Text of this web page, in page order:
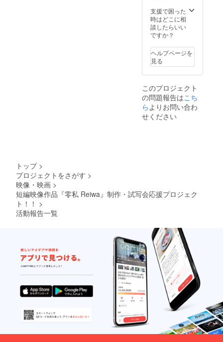
の“変
化”や“
成⻑”と
重ねて
た。 出
穂・水
野瑠
璃・お
おみち
とせ
他 製
作・監
メ）の
上映と
なった
ライブ
イベン
ト「夢
映つ」
も収
録。 ※
初回販
売時の
サウン
ラッ
ク・主
ては別
途ドリ
ンク代
等をい
場合が
ござい
ます。
※この動
届けが
他のリ
ターン
より遅
くなる
す。 ※
は支援
者様の
ご負担
になり
ます。
※日程は
12月の
土日な
どを検
討して
おりま
すが、
制作の
進行や
ンダー
ドコー
ス」の
方と一
載する
ことも
可能で
す。そ
は備考
欄にそ
の旨ご
記入い
ただけ
す。 ※
移動交
者様の
ご負担
になり
ます。
※日程は
12月の
土日な
どを検
討して
おりま
すが、
制作の
進行や
完成時
支援で困った
時はどこに相
談したらいい
ですか？
ヘルプページを
見る
このプロジェクト
の問題報告はこち
らよりお問い合わ
せください
トップ >
プロジェクトをさがす >
映像・映画 >
短編映像作品『零私 Reiwa』制作・試写会応援プロジェク
ト！！ >
活動報告一覧